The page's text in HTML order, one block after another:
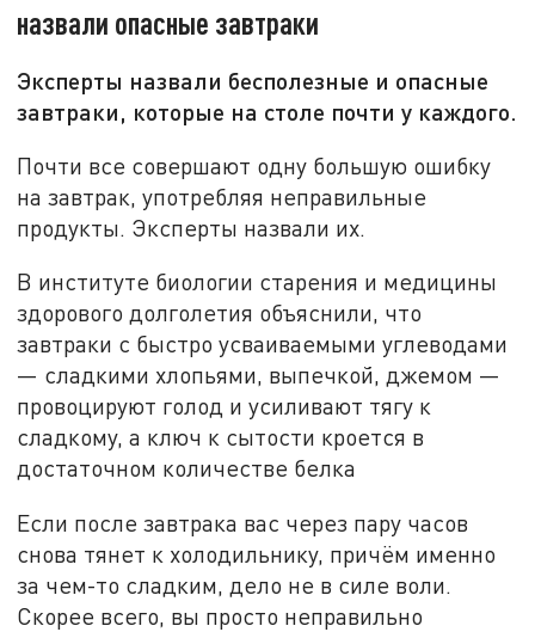
назвали опасные завтраки
Эксперты назвали бесполезные и опасные
завтраки, которые на столе почти у каждого.
Почти все совершают одну большую ошибку
на завтрак, употребляя неправильные
продукты. Эксперты назвали их.
В институте биологии старения и медицины
здорового долголетия объяснили, что
завтраки с быстро усваиваемыми углеводами
— сладкими хлопьями, выпечкой, джемом —
провоцируют голод и усиливают тягу к
сладкому, а ключ к сытости кроется в
достаточном количестве белка
Если после завтрака вас через пару часов
снова тянет к холодильнику, причём именно
за чем-то сладким, дело не в силе воли.
Скорее всего, вы просто неправильно